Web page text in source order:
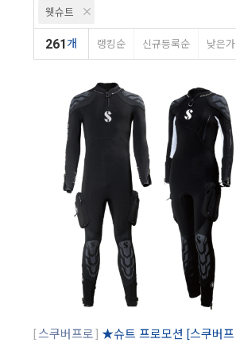
웻슈트
261개 랭킹순 신규등록순 낮은
스쿠버프로
★슈트 프로모션 [스쿠버프